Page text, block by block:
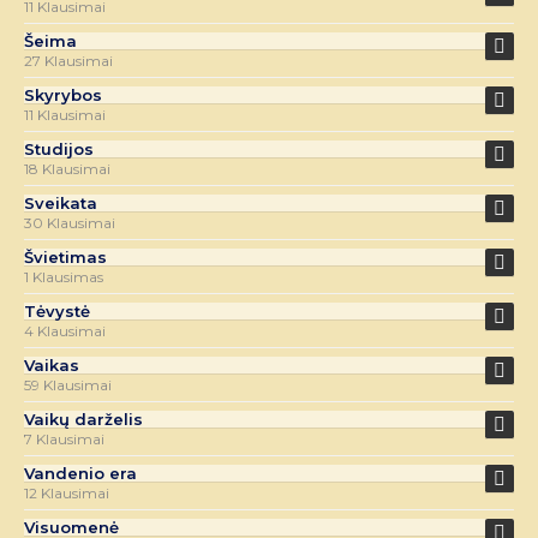
11 Klausimai
Šeima
27 Klausimai
Skyrybos
11 Klausimai
Studijos
18 Klausimai
Sveikata
30 Klausimai
Švietimas
1 Klausimas
Tėvystė
4 Klausimai
Vaikas
59 Klausimai
Vaikų darželis
7 Klausimai
Vandenio era
12 Klausimai
Visuomenė